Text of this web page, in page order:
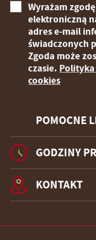
POMOCNE
Wyrażam
elektroniczną
adres e-mail
świadczonych
Zgoda może
czasie.
cookies
GODZINY
KONTAKT